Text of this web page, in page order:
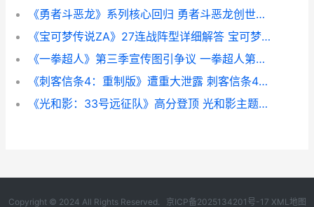
《勇者斗恶龙》系列核心回归 勇者斗恶龙创世小玩家2
《宝可梦传说ZA》27连战阵型详细解答 宝可梦传说za树果在哪买
《一拳超人》第三季宣传图引争议 一拳超人第二季在线观看
《刺客信条4：重制版》遭重大泄露 刺客信条4猎杀圣殿骑士
《光和影：33号远征队》高分登顶 光和影主题来源
Copyright © 2024 All Rights Reserved. 京ICP备2025134201号-17 XML地图